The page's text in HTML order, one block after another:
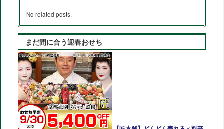
No related posts.
まだ間に合う迎春おせち